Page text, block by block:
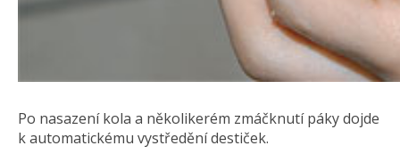
Po nasazení kola a několikerém zmáčknutí páky dojde
k automatickému vystředění destiček.